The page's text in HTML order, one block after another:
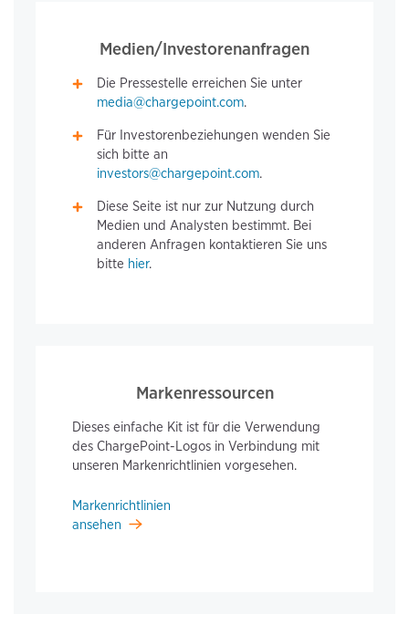
Medien/Investorenanfragen
Die Pressestelle erreichen Sie unter
media@chargepoint.com.
Für Investorenbeziehungen wenden Sie
sich bitte an
investors@chargepoint.com.
Diese Seite ist nur zur Nutzung durch
Medien und Analysten bestimmt. Bei
anderen Anfragen kontaktieren Sie uns
bitte hier.
Markenressourcen
Dieses einfache Kit ist für die Verwendung
des ChargePoint-Logos in Verbindung mit
unseren Markenrichtlinien vorgesehen.
Markenrichtlinien
ansehen